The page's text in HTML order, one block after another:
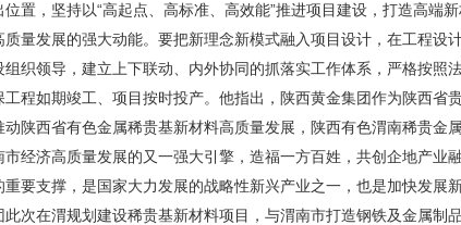
置，坚持以“高起点、高标准、高效能”推进项目建设，打造高端
量发展的强大动能。要把新理念新模式融入项目设计，在工程设
织领导，建立上下联动、内外协同的抓落实工作体系，严格按照
程如期竣工、项目按时投产。他指出，陕西黄金集团作为陕西省
陕西省有色金属稀贵基新材料高质量发展，陕西有色渭南稀贵金
经济高质量发展的又一强大引擎，造福一方百姓，共创企地产业
要支撑，是国家大力发展的战略性新兴产业之一，也是加快发展
次在渭规划建设稀贵基新材料项目，与渭南市打造钢铁及金属制